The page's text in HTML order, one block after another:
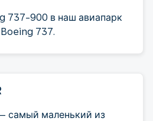
737-900 в наш авиапарк
737.
самый маленький из